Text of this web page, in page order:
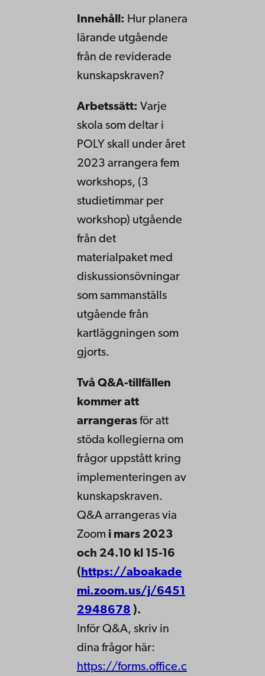
Innehåll: Hur planera
lärande utgående
från de reviderade
kunskapskraven?
Arbetssätt: Varje
skola som deltar i
POLY skall under året
2023 arrangera fem
workshops, (3
studietimmar per
workshop) utgående
från det
materialpaket med
diskussionsövningar
som sammanställs
utgående från
kartläggningen som
gjorts.
Två Q&A-tillfällen
kommer att
arrangeras för att
stöda kollegierna om
frågor uppstått kring
implementeringen av
kunskapskraven.
Q&A arrangeras via
Zoom i mars 2023
och 24.10 kl 15-16
( https://aboakade
mi.zoom.us/j/6451
2948678 ).
Inför Q&A, skriv in
dina frågor här:
https://forms.office.c